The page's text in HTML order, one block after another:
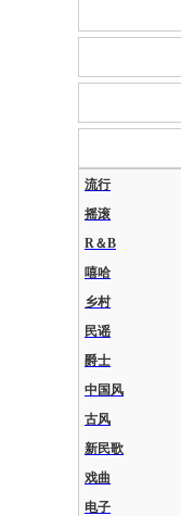
流行
摇滚
R＆B
嘻哈
乡村
民谣
爵士
中国风
古风
新民歌
戏曲
电子